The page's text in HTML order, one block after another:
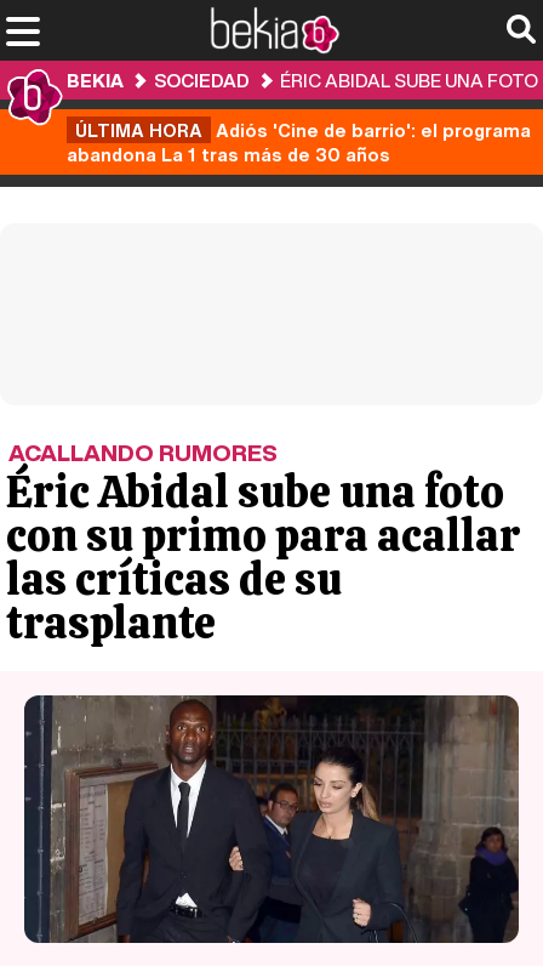
BEKIA SOCIEDAD
ÉRIC ABIDAL SUBE UNA
ÚLTIMA HORA Adiós 'Cine de barrio': el programa
abandona La 1 tras más de 30 años
ACALLANDO RUMORES
Éric Abidal sube una foto
con su primo para acallar
las críticas de su
trasplante